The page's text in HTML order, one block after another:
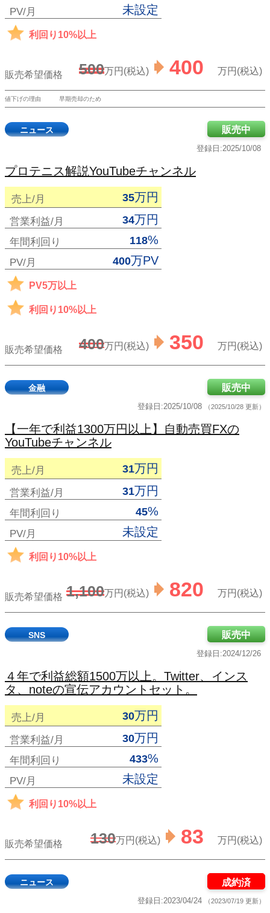
PV/月 未設定
利回り10%以上
販売希望価格 500万円(税込) 400 万円(税込)
値下げの理由 早期売却のため
ニュース
登録日:2025/10/08
販売中
プロテニス解説YouTubeチャンネル
売上/月 35万円
営業利益/月 34万円
年間利回り 118%
PV/月 400万PV
PV5万以上
利回り10%以上
販売希望価格 400万円(税込) 350 万円(税込)
金融
登録日:2025/10/08 （2025/10/28 更新）
販売中
【一年で利益1300万円以上】自動売買FXの
YouTubeチャンネル
売上/月 31万円
営業利益/月 31万円
年間利回り 45%
PV/月 未設定
利回り10%以上
販売希望価格 1,100万円(税込) 820 万円(税込)
SNS
登録日:2024/12/26
販売中
４年で利益総額1500万以上。Twitter、インス
タ、noteの宣伝アカウントセット。
売上/月 30万円
営業利益/月 30万円
年間利回り 433%
PV/月 未設定
利回り10%以上
販売希望価格 130万円(税込) 83 万円(税込)
ニュース
登録日:2023/04/24 （2023/07/19 更新）
成約済